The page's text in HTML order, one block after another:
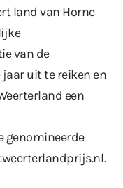
land van Horne
van de
uit te reiken en
een
genomineerde
.